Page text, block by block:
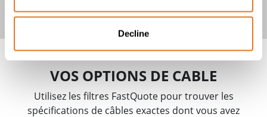
Decline
VOS OPTIONS DE CABLE
Utilisez les filtres FastQuote pour trouver les
spécifications de câbles exactes dont vous avez